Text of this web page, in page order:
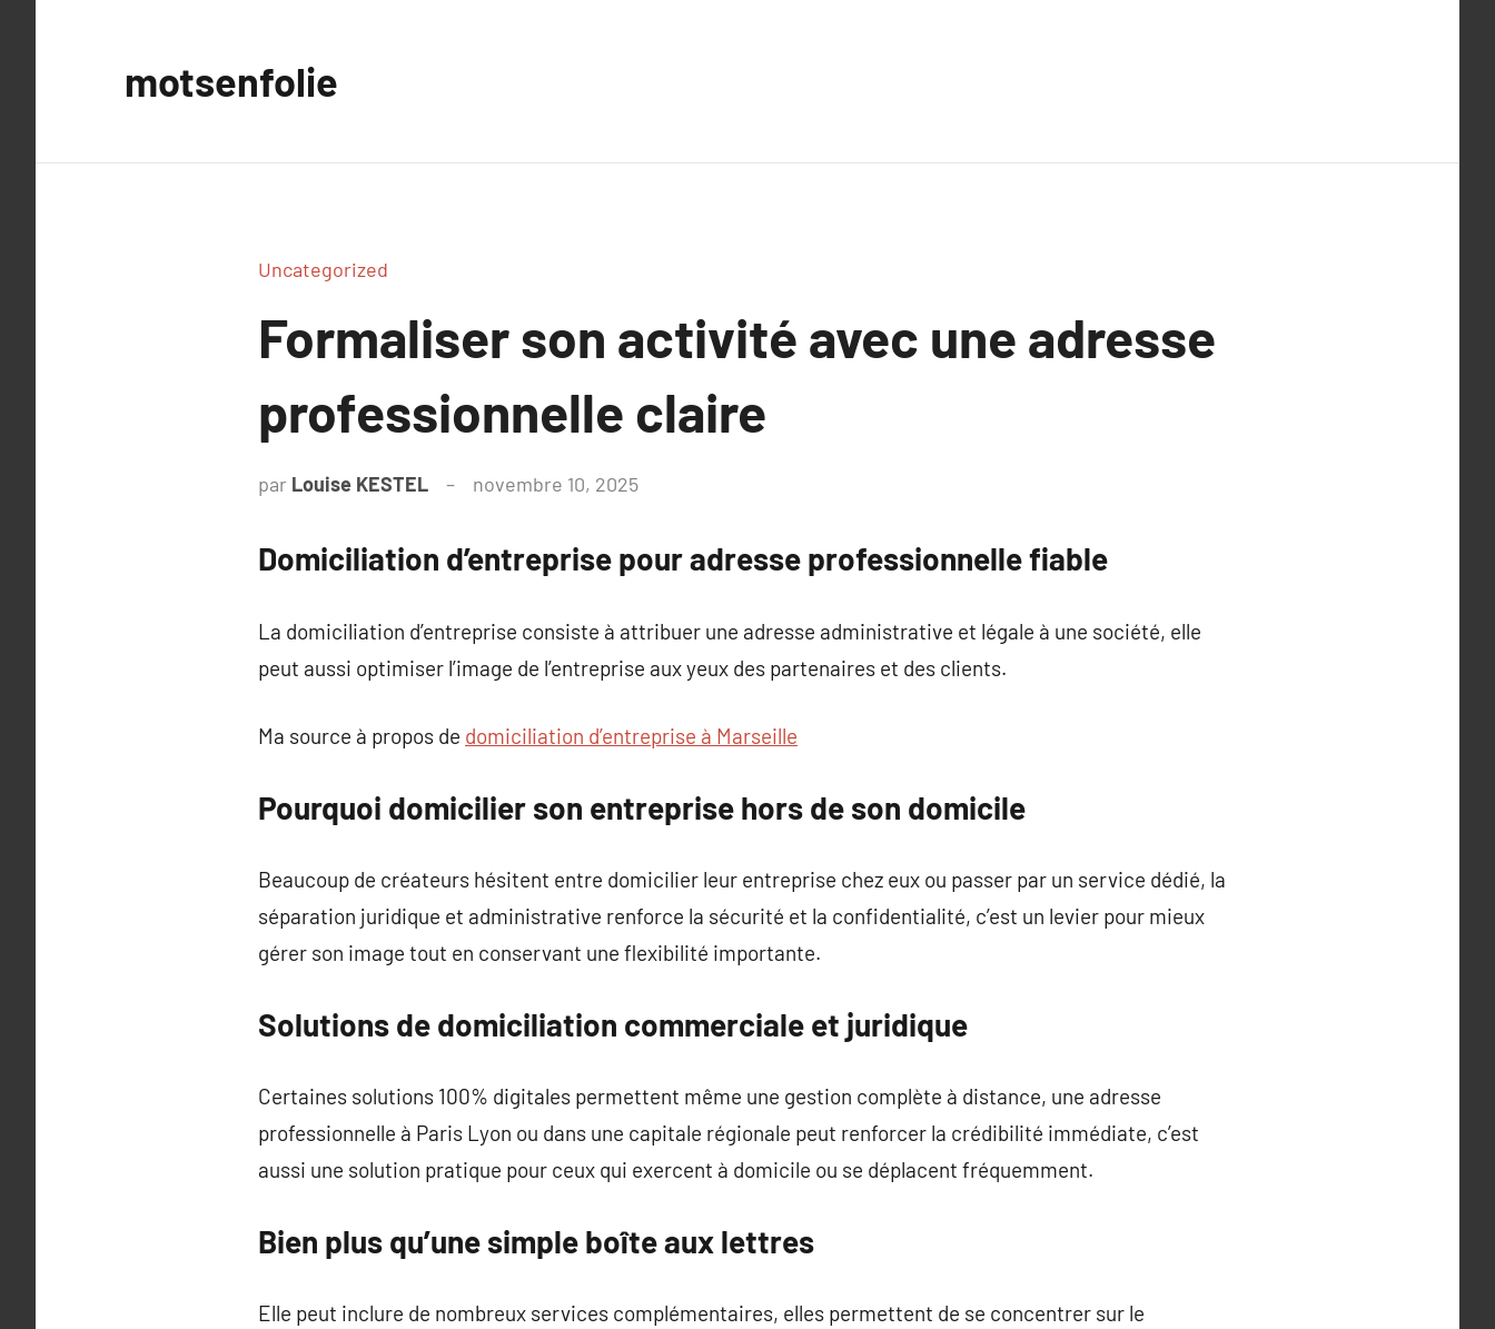
motsenfolie
Uncategorized
Formaliser son activité avec une adresse
professionnelle claire
par Louise KESTEL novembre 10, 2025
Domiciliation d’entreprise pour adresse professionnelle fiable
La domiciliation d’entreprise consiste à attribuer une adresse administrative et légale à une société, elle
peut aussi optimiser l’image de l’entreprise aux yeux des partenaires et des clients.
Ma source à propos de domiciliation d’entreprise à Marseille
Pourquoi domicilier son entreprise hors de son domicile
Beaucoup de créateurs hésitent entre domicilier leur entreprise chez eux ou passer par un service dédié, la
séparation juridique et administrative renforce la sécurité et la confidentialité, c’est un levier pour mieux
gérer son image tout en conservant une flexibilité importante.
Solutions de domiciliation commerciale et juridique
Certaines solutions 100% digitales permettent même une gestion complète à distance, une adresse
professionnelle à Paris Lyon ou dans une capitale régionale peut renforcer la crédibilité immédiate, c’est
aussi une solution pratique pour ceux qui exercent à domicile ou se déplacent fréquemment.
Bien plus qu’une simple boîte aux lettres
Elle peut inclure de nombreux services complémentaires, elles permettent de se concentrer sur le